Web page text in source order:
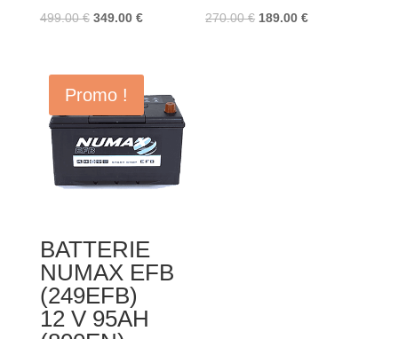
499.00€ Le
était :
499.00 €.
349.00 €Le
est :
349.00 €.
270.00€ Le
189.00€Le
Promo !
BATTERIE
NUMAX EFB
(249EFB)
12 V 95AH